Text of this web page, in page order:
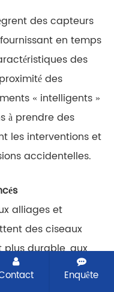
des capteurs
en temps
des
des
« intelligents »
à prendre des
les interventions et
accidentelles.
alliages et
des ciseaux
durable, aux
améliorées et à la
Enquête